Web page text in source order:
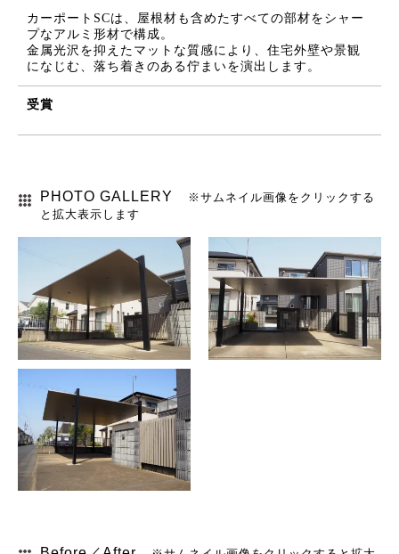
カーポートSCは、屋根材も含めたすべての部材をシャー
プなアルミ形材で構成。
金属光沢を抑えたマットな質感により、住宅外壁や景観
になじむ、落ち着きのある佇まいを演出します。
受賞
PHOTO GALLERY
※サムネイル画像をクリックする
と拡大表示します